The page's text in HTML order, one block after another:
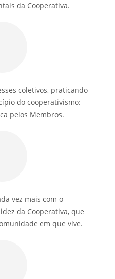
da Cooperativa.
coletivos, praticando
do cooperativismo:
pelos Membros.
vez mais com o
da Cooperativa, que
em que vive.